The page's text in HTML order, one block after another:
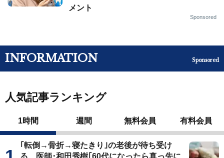
メント
Sponsored
INFORMATION Sponsored
人気記事ランキング
1時間 週間 無料会員 有料会員
｢転倒→骨折→寝たきり｣の老後が待ち受け
る…医師･和田秀樹｢60代になったら真っ先に